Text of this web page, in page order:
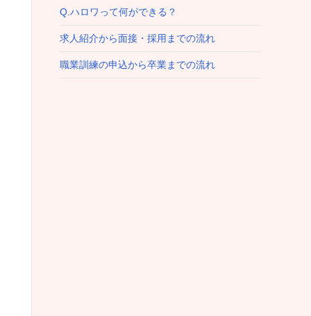
Q.ハロワって何ができる？
求人紹介から面接・採用までの流れ
職業訓練の申込から卒業までの流れ